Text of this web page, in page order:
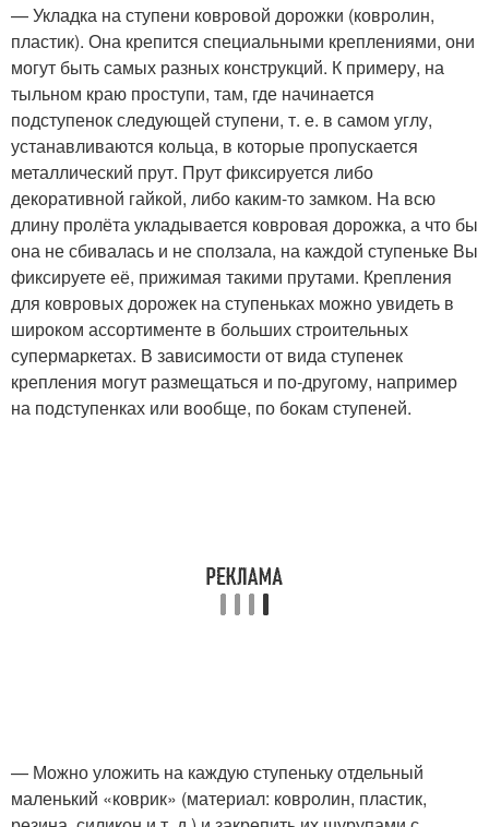
— Укладка на ступени ковровой дорожки (ковролин,
пластик). Она крепится специальными креплениями, они
могут быть самых разных конструкций. К примеру, на
тыльном краю проступи, там, где начинается
подступенок следующей ступени, т. е. в самом углу,
устанавливаются кольца, в которые пропускается
металлический прут. Прут фиксируется либо
декоративной гайкой, либо каким-то замком. На всю
длину пролёта укладывается ковровая дорожка, а что бы
она не сбивалась и не сползала, на каждой ступеньке Вы
фиксируете её, прижимая такими прутами. Крепления
для ковровых дорожек на ступеньках можно увидеть в
широком ассортименте в больших строительных
супермаркетах. В зависимости от вида ступенек
крепления могут размещаться и по-другому, например
на подступенках или вообще, по бокам ступеней.
— Можно уложить на каждую ступеньку отдельный
маленький «коврик» (материал: ковролин, пластик,